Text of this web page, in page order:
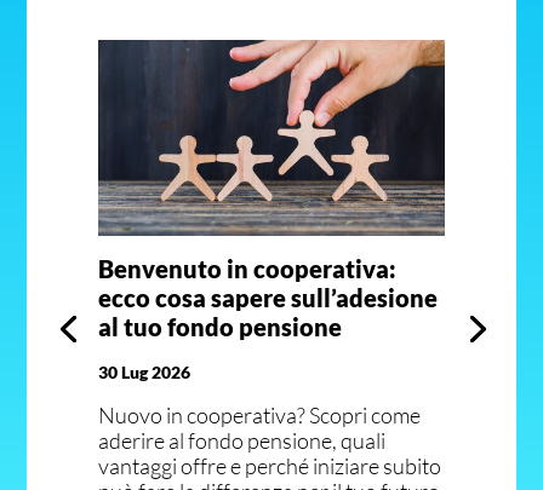
Benvenuto in cooperativa:
ecco cosa sapere sull’adesione
al tuo fondo pensione
30 Lug 2026
Nuovo in cooperativa? Scopri come
aderire al fondo pensione, quali
vantaggi offre e perché iniziare subito